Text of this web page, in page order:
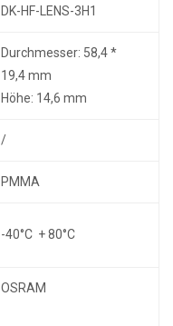
DK-HF-LENS-3H1
Durchmesser: 58,4 *
19,4 mm
Höhe: 14,6 mm
/
PMMA
-40°C + 80°C
OSRAM